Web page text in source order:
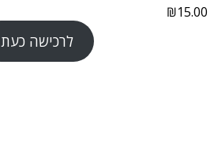
₪15.00
לרכישה כעת